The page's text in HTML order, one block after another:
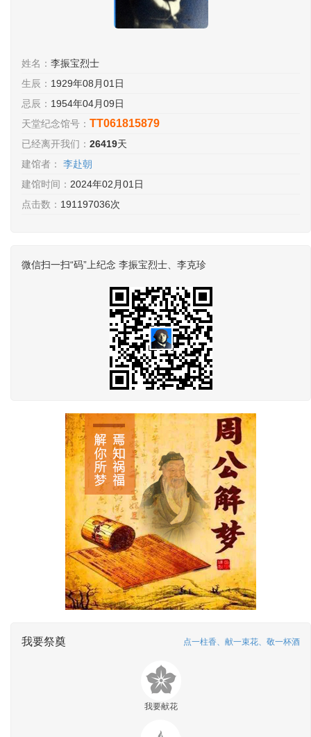
姓名： 李振宝烈士
生辰： 1929年08月01日
忌辰： 1954年04月09日
天堂纪念馆号： TT061815879
已经离开我们： 26419天
建馆者：
李赴朝
建馆时间： 2024年02月01日
点击数： 191197036次
微信扫一扫“码”上纪念 李振宝烈士、李克珍
我要祭奠 点一柱香、献一束花、敬一杯酒
我要献花